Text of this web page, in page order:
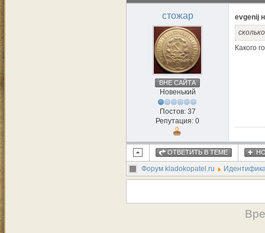
стожар
ВНЕ САЙТА
Новенький
Постов: 37
Репутация: 0
evgenij
Какого
ОТВЕТИТЬ В ТЕМЕ
Форум kladokopatel.ru